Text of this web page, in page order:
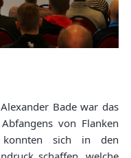
Bade war das
von Flanken
konnten sich in den